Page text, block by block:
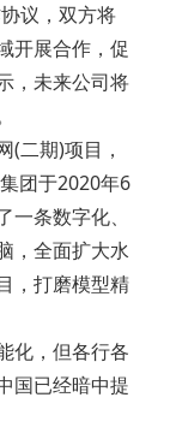
议，双方将
开展合作，促
，未来公司将
(二期)项目，
团于2020年6
条数字化、
，全面扩大水
，打磨模型精
化，但各行各
国已经暗中提